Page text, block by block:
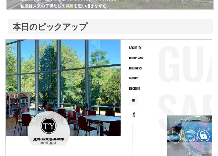
本日のピックアップ